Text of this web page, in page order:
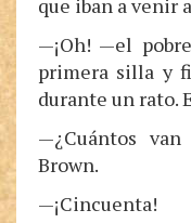
que iban a venir
—¡Oh! —el
primera silla y
durante un rato.
—¿Cuántos
Brown.
—¡Cincuenta!